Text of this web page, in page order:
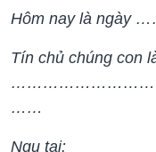
Hôm nay là ngày
Tín chủ chúng con
……
Ngụ tại: